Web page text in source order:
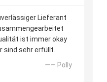
Lieferant
ist immer okay
sind sehr erfüllt.
—— Polly